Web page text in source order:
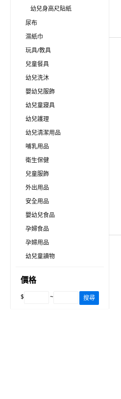
幼兒身高尺貼紙
尿布
濕紙巾
玩具/教具
兒童餐具
幼兒洗沐
嬰幼兒服飾
幼兒童寢具
幼兒護理
幼兒清潔用品
哺乳用品
衛生保健
兒童服飾
外出用品
安全用品
嬰幼兒食品
孕婦食品
孕婦用品
幼兒童讀物
價格
$ ~ 搜尋